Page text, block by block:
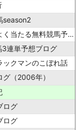
season2
たる無料競馬予想ブログ
連単予想ブログ
ックマンのこぼれ話
（2006年）
ログ
ログ